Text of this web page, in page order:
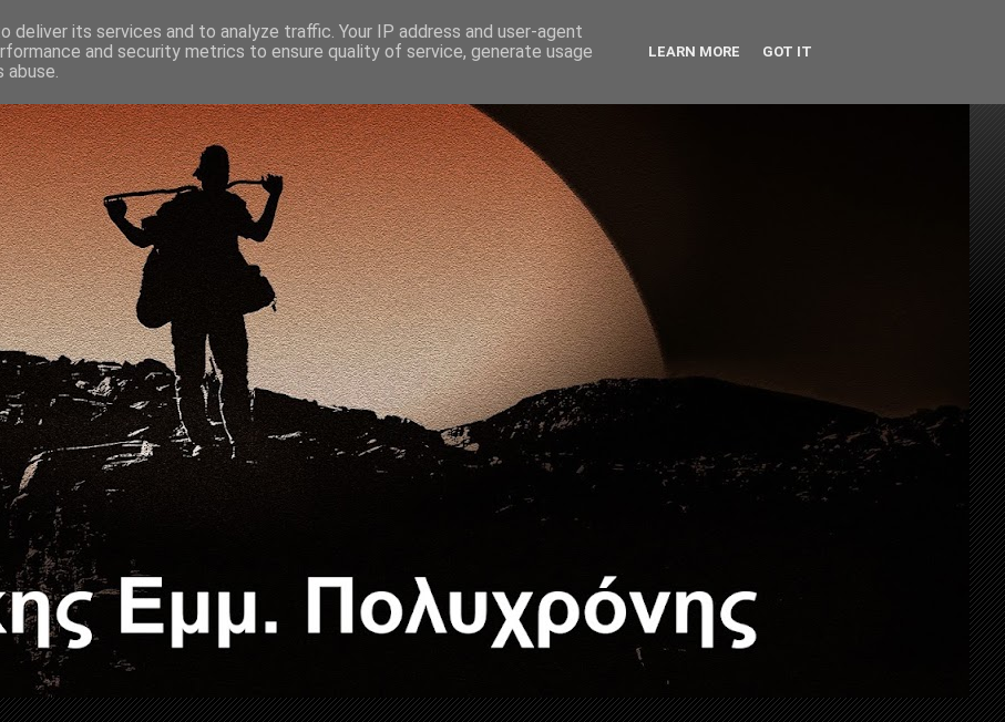
deliver its services and to analyze traffic. Your IP address and user-agent
and security metrics to ensure quality of service, generate usage
LEARN MORE GOT IT